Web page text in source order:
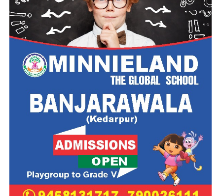
पद का चयन करें:
‘Apply Online’ सेक्शन में जाकर उस पद को
चुनें जिसके लिए आप आवेदन करना चाहते हैं।
फॉर्म भरें:आवेदन फॉर्म में मांगी गई अपनी व्यक्तिगत, शैक्षणिक और
व्यावसायिक योग्यताओं की जानकारी सही-सही दर्ज करें।
दस्तावेज अपलोड करें:
अपनी हालिया पासपोर्ट साइज फोटो,
हस्ताक्षर और आवश्यक प्रमाणपत्रों की स्कैन कॉपी निर्धारित
फॉर्मेट और साइज में अपलोड करें।
आवेदन शुल्क का भुगतान:
यदि आप सामान्य, ओबीसी या ईडब्ल्यूएस
श्रेणी से आते हैं, तो ₹100 का आवेदन शुल्क ऑनलाइन जमा करें।
(महिलाएं और SC/ST उम्मीदवार इस चरण को छोड़ सकते हैं)।
फॉर्म सबमिट और प्रिंट करें:पूरी जानकारी को एक बार दोबारा
जांच (Preview) लें और ‘Submit’ बटन पर क्लिक करें। भविष्य
के संदर्भ के लिए भरे हुए आवेदन पत्र और फीस रसीद का
प्रिंटआउट निकालकर अपने पास सुरक्षित रख लें।